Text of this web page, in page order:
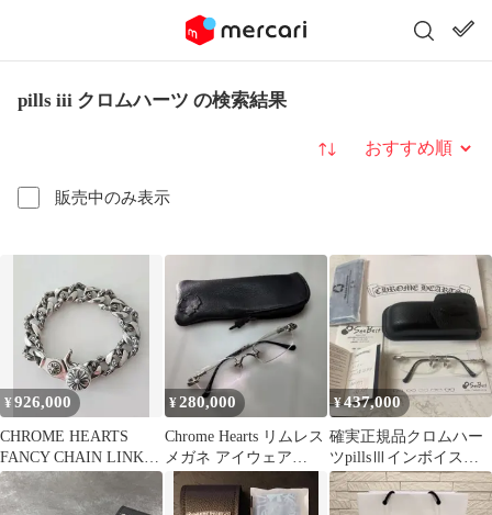
pills iii クロムハーツ の検索結果
販売中のみ表示
並び替え
¥926,000
CHROME HEARTS
FANCY CHAIN LINK
ブレスレット
¥280,000
Chrome Hearts リムレス
メガネ アイウェア
pillsⅢ
¥437,000
確実正規品クロムハー
ツpillsⅢインボイス
Chrome hearts リムレス